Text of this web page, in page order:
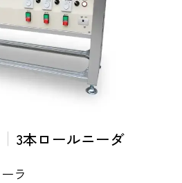
3本ロールニーダ
ラ